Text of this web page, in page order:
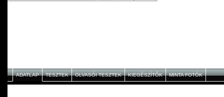
ADATLAP TESZTEK OLVASÓI TESZTEK KIEGÉSZÍTŐK MINTA FOTÓK